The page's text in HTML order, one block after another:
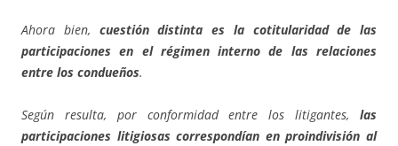
Ahora bien, cuestión distinta es la cotitularidad de las
participaciones en el régimen interno de las relaciones
entre los condueños.
Según resulta, por conformidad entre los litigantes, las
participaciones litigiosas correspondían en proindivisión al